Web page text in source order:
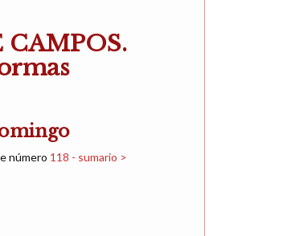
número 118 - sumario >